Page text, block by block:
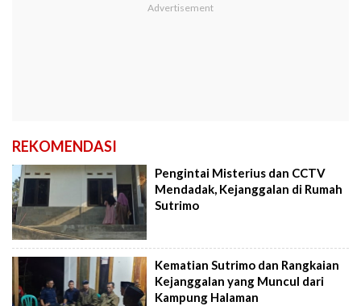
REKOMENDASI
Pengintai Misterius dan CCTV
Mendadak, Kejanggalan di Rumah
Sutrimo
Kematian Sutrimo dan Rangkaian
Kejanggalan yang Muncul dari
Kampung Halaman